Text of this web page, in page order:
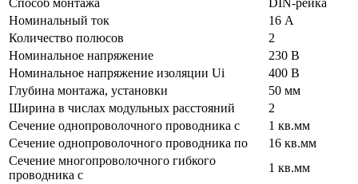
Номинальный ток
16 А
Количество полюсов
2
Номинальное напряжение
230 В
Номинальное напряжение изоляции Ui
400 В
Глубина монтажа, установки
50 мм
Ширина в числах модульных расстояний
2
Сечение однопроволочного проводника с
1 кв.мм
Сечение однопроволочного проводника по
16 кв.мм
Сечение многопроволочного гибкого
проводника с
1 кв.мм